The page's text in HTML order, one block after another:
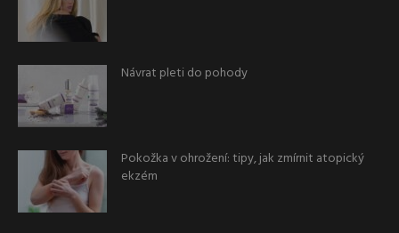
Návrat pleti do pohody
Pokožka v ohrožení: tipy, jak zmírnit atopický
ekzém